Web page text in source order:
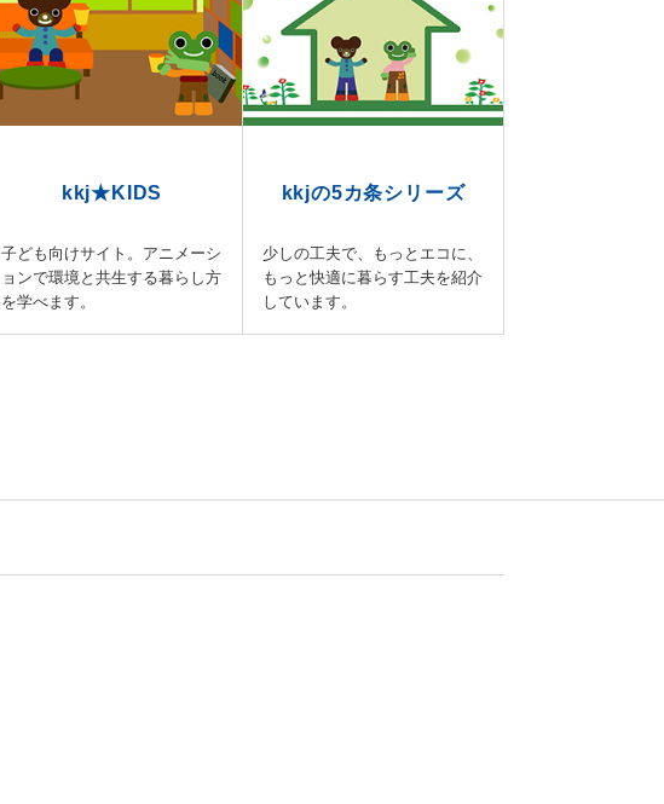
kkj★KIDS
子ども向けサイト。アニメーシ
ョンで環境と共生する暮らし方
を学べます。
kkjの5カ条シリーズ
少しの工夫で、もっとエコに、
もっと快適に暮らす工夫を紹介
しています。